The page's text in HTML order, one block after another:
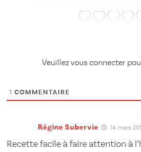
Veuillez vous connecter
1 COMMENTAIRE
Régine Subervie 14 mars
Recette facile à faire attention à